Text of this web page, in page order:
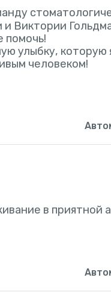
Виктории
помочь!
улыбку, которую
человеком!
в приятной